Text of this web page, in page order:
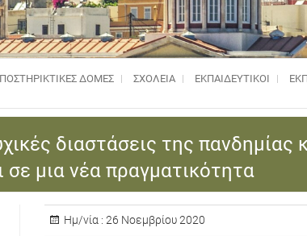
ΔΟΜΈΣ ΣΧΟΛΕΙΑ ΕΚΠΑΙΔΕΥΤΙΚΟΙ
διαστάσεις της πανδημίας
σε μια νέα πραγματικότητα
Ημ/νία : 26 Νοεμβρίου 2020